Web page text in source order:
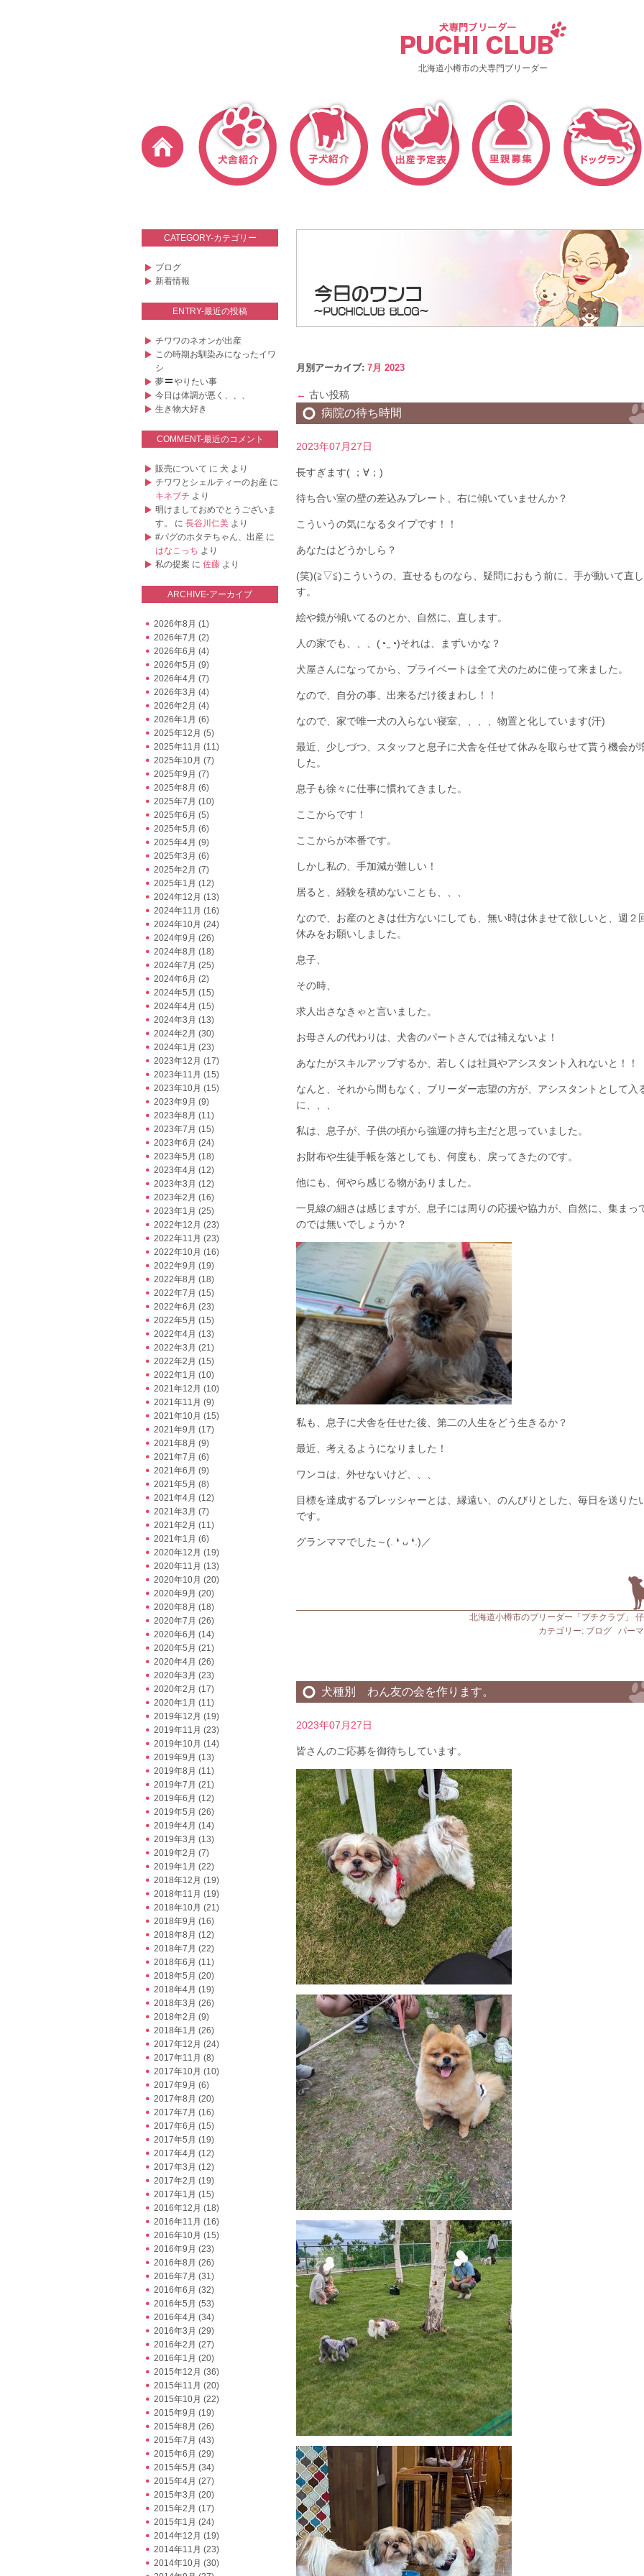
北海道小樽市の犬専門ブリーダー
CATEGORY-カテゴリー
ブログ
新着情報
ENTRY-最近の投稿
チワワのネオンが出産
この時期お馴染みになったイワ
シ
夢
やりたい事
今日は体調が悪く、、、
生き物大好き
COMMENT-最近のコメント
販売について に 犬 より
チワワとシェルティーのお産 に
キネブチ より
明けましておめでとうございま
す。
に 長谷川仁美 より
#パグのホタテちゃん、出産 に
はなこっち より
私の提案 に 佐藤 より
ARCHIVE-アーカイブ
2026年8月 (1)
2026年7月 (2)
2026年6月 (4)
2026年5月 (9)
2026年4月 (7)
2026年3月 (4)
2026年2月 (4)
2026年1月 (6)
2025年12月 (5)
2025年11月 (11)
2025年10月 (7)
2025年9月 (7)
2025年8月 (6)
2025年7月 (10)
2025年6月 (5)
2025年5月 (6)
2025年4月 (9)
2025年3月 (6)
2025年2月 (7)
2025年1月 (12)
2024年12月 (13)
2024年11月 (16)
2024年10月 (24)
2024年9月 (26)
2024年8月 (18)
2024年7月 (25)
2024年6月 (2)
2024年5月 (15)
2024年4月 (15)
2024年3月 (13)
2024年2月 (30)
2024年1月 (23)
2023年12月 (17)
2023年11月 (15)
2023年10月 (15)
2023年9月 (9)
2023年8月 (11)
2023年7月 (15)
2023年6月 (24)
2023年5月 (18)
2023年4月 (12)
2023年3月 (12)
2023年2月 (16)
2023年1月 (25)
2022年12月 (23)
2022年11月 (23)
2022年10月 (16)
2022年9月 (19)
2022年8月 (18)
2022年7月 (15)
2022年6月 (23)
2022年5月 (15)
2022年4月 (13)
2022年3月 (21)
2022年2月 (15)
2022年1月 (10)
2021年12月 (10)
2021年11月 (9)
2021年10月 (15)
2021年9月 (17)
2021年8月 (9)
2021年7月 (6)
2021年6月 (9)
2021年5月 (8)
2021年4月 (12)
2021年3月 (7)
2021年2月 (11)
2021年1月 (6)
2020年12月 (19)
2020年11月 (13)
2020年10月 (20)
2020年9月 (20)
2020年8月 (18)
2020年7月 (26)
2020年6月 (14)
2020年5月 (21)
2020年4月 (26)
2020年3月 (23)
2020年2月 (17)
2020年1月 (11)
2019年12月 (19)
2019年11月 (23)
2019年10月 (14)
2019年9月 (13)
2019年8月 (11)
2019年7月 (21)
2019年6月 (12)
2019年5月 (26)
2019年4月 (14)
2019年3月 (13)
2019年2月 (7)
2019年1月 (22)
2018年12月 (19)
2018年11月 (19)
2018年10月 (21)
2018年9月 (16)
2018年8月 (12)
2018年7月 (22)
2018年6月 (11)
2018年5月 (20)
2018年4月 (19)
2018年3月 (26)
2018年2月 (9)
2018年1月 (26)
2017年12月 (24)
2017年11月 (8)
2017年10月 (10)
2017年9月 (6)
2017年8月 (20)
2017年7月 (16)
2017年6月 (15)
2017年5月 (19)
2017年4月 (12)
2017年3月 (12)
2017年2月 (19)
2017年1月 (15)
2016年12月 (18)
2016年11月 (16)
2016年10月 (15)
2016年9月 (23)
2016年8月 (26)
2016年7月 (31)
2016年6月 (32)
2016年5月 (53)
2016年4月 (34)
2016年3月 (29)
2016年2月 (27)
2016年1月 (20)
2015年12月 (36)
2015年11月 (20)
2015年10月 (22)
2015年9月 (19)
2015年8月 (26)
2015年7月 (43)
2015年6月 (29)
2015年5月 (34)
2015年4月 (27)
2015年3月 (20)
2015年2月 (17)
2015年1月 (24)
2014年12月 (19)
2014年11月 (23)
2014年10月 (30)
月別アーカイブ: 7月 2023
← 古い投稿
病院の待ち時間
2023年07月27日
長すぎます(⁠ ⁠；⁠∀⁠；⁠)
待ち合い室の壁の差込みプレート、右に傾いていませんか？
こういうの気になるタイプです！！
あなたはどうかしら？
(笑)(⁠≧⁠▽⁠≦⁠)こういうの、直せるものなら、疑問におもう前に、手が動いて直
す。
絵や鏡が傾いてるのとか、自然に、直します。
人の家でも、、、(⁠◔⁠‿⁠◔⁠)それは、まずいかな？
犬屋さんになってから、プライベートは全て犬のために使って来ました。
なので、自分の事、出来るだけ後まわし！！
なので、家で唯一犬の入らない寝室、、、、物置と化しています(汗)
最近、少しづつ、スタッフと息子に犬舎を任せて休みを取らせて貰う機会が
した。
息子も徐々に仕事に慣れてきました。
ここからです！
ここからが本番です。
しかし私の、手加減が難しい！
居ると、経験を積めないことも、、、
なので、お産のときは仕方ないにしても、無い時は休ませて欲しいと、週２
休みをお願いしました。
息子、
その時、
求人出さなきゃと言いました。
お母さんの代わりは、犬舎のパートさんでは補えないよ！
あなたがスキルアップするか、若しくは社員やアシスタント入れないと！
なんと、それから間もなく、ブリーダー志望の方が、アシスタントとして入
に、、、
私は、息子が、子供の頃から強運の持ち主だと思っていました。
お財布や生徒手帳を落としても、何度も、戻ってきたのです。
他にも、何やら感じる物がありました。
一見線の細さは感じますが、息子には周りの応援や協力が、自然に、集まっ
のでは無いでしょうか？
私も、息子に犬舎を任せた後、第二の人生をどう生きるか？
最近、考えるようになりました！
ワンコは、外せないけど、、、
目標を達成するプレッシャーとは、縁遠い、のんびりとした、毎日を送りた
です。
グランママでした～(⁠.⁠ ⁠❛⁠ ⁠ᴗ⁠ ⁠❛⁠.⁠)／
北海道小樽市のブリーダー「プチクラブ」
カテゴリー: ブログ パー
犬種別 わん友の会を作ります。
2023年07月27日
皆さんのご応募を御待ちしています。